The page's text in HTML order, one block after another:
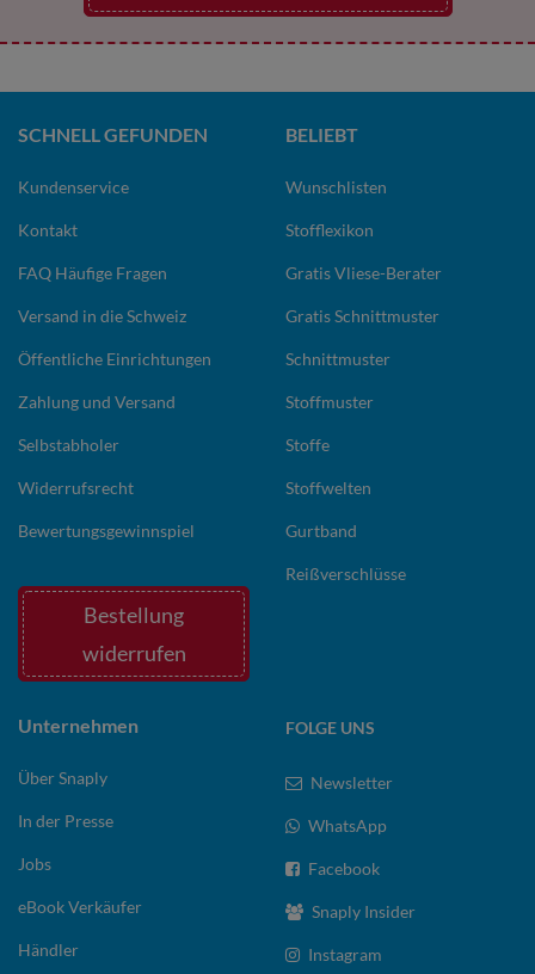
SCHNELL GEFUNDEN
Kundenservice
Kontakt
FAQ Häufige Fragen
Versand in die Schweiz
Öffentliche Einrichtungen
Zahlung und Versand
Selbstabholer
Widerrufsrecht
Bewertungsgewinnspiel
Bestellung
widerrufen
BELIEBT
Wunschlisten
Stofflexikon
Gratis Vliese-Berater
Gratis Schnittmuster
Schnittmuster
Stoffmuster
Stoffe
Stoffwelten
Gurtband
Reißverschlüsse
Unternehmen
Über Snaply
In der Presse
Jobs
eBook Verkäufer
Händler
FOLGE UNS
Newsletter
WhatsApp
Facebook
Snaply Insider
Instagram